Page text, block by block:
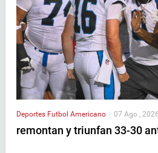
Deportes Futbol Americano | 07 Ago , 2026
remontan y triunfan 33-30